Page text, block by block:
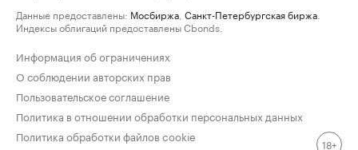
Данные предоставлены: Мосбиржа Санкт-Петербургская биржа
Индексы облигаций предоставлены Cbonds.
Информация об ограничениях
О соблюдении авторских прав
Пользовательское соглашение
Политика в отношении обработки персональных данных
Политика обработки файлов cookie
18+